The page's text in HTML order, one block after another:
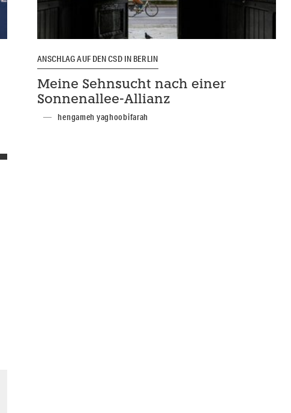
ANSCHLAG AUF DEN CSD IN BERLIN
Meine Sehnsucht nach einer
Sonnenallee-Allianz
hengameh yaghoobifarah